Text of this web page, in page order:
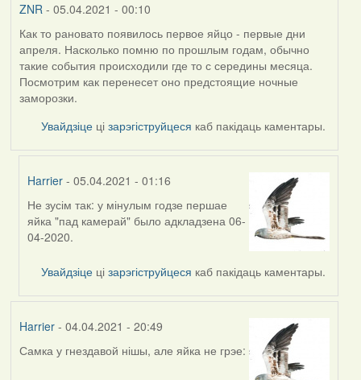
ZNR- 05.04.2021 - 00:10
Как то рановато появилось первое яйцо - первые дни
апреля. Насколько помню по прошлым годам, обычно
такие события происходили где то с середины месяца.
Посмотрим как перенесет оно предстоящие ночные
заморозки.
Увайдзіце цізарэгіструйцеся каб пакідаць каментары.
Harrier - 05.04.2021 - 01:16
In
reply
to
ZNR
Не зусім так: у мінулым годзе першае
яйка "пад камерай" было адкладзена 06-
04-2020.
Увайдзіце цізарэгіструйцеся каб пакідаць каментары.
Harrier- 04.04.2021 - 20:49
Самка у гнездавой нішы, але яйка не грэе: